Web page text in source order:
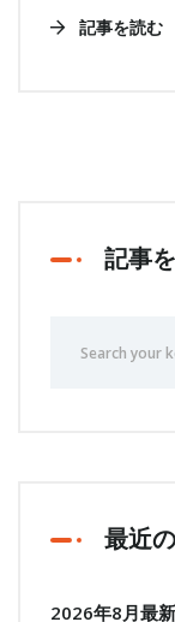
記事を読む
記事
最近
2026年8月最